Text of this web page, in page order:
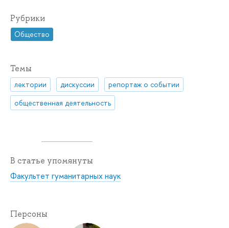
Рубрики
Общество
Темы
лектории дискуссии
репортаж о событии
общественная деятельность
В статье упомянуты
Факультет гуманитарных наук
Персоны